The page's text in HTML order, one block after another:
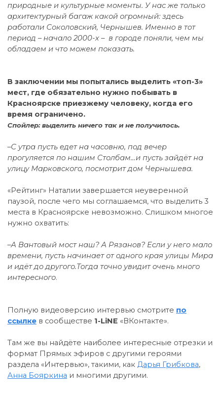
природные и культурные моменты. У нас же только
архитектурный багаж какой огромный: здесь
работали Соколовский, Чернышев. Именно в тот
период – начало 2000-х – в городе поняли, чем мы
обладаем и что можем показать.
В заключении мы попытались выделить «топ-3»
мест, где обязательно нужно побывать в
Красноярске приезжему человеку, когда его
время ограничено.
Спойлер: выделить ничего так и не получилось.
–С утра пусть едет на часовню, под вечер
прогуляется по нашим Столбам…и пусть зайдёт на
улицу Марковского, посмотрит дом Чернышева.
«Рейтинг» Наталии завершается неуверенной
паузой, после чего мы соглашаемся, что выделить 3
места в Красноярске невозможно. Слишком многое
нужно охватить:
–А Вантовый мост наш? А Рязанов? Если у него мало
времени, пусть начинает от одного края улицы Мира
и идёт до другого.Тогда точно увидит очень много
интересного.
Полную видеоверсию интервью смотрите по
ссылке в сообществе 1-LiNE «ВКонтакте».
Там же вы найдёте наиболее интересные отрезки и
формат Прямых эфиров с другими героями
раздела «Интервью», такими, как Дарья Грибкова,
Анна Бояркина и многими другими.